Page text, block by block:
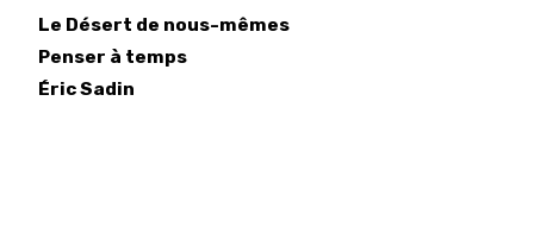
Le Désert de nous-mêmes
Penser à temps
ÉricSadin